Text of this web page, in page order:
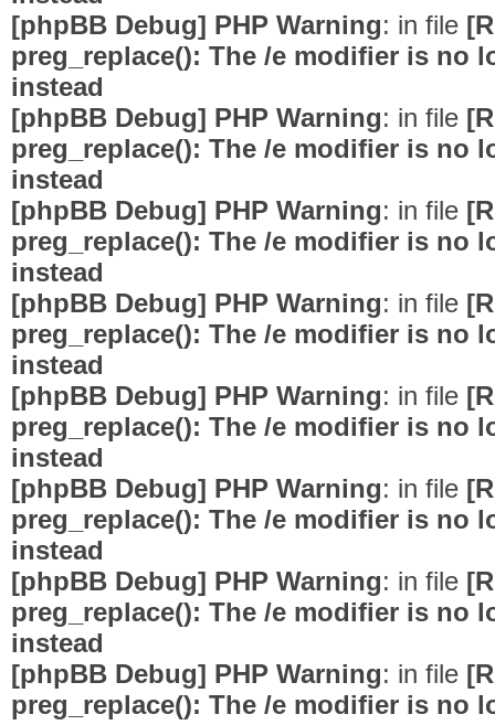
[phpBB Debug] PHP Warning: in file
preg_replace(): The /e modifier is no
instead
[phpBB Debug] PHP Warning: in file
preg_replace(): The /e modifier is no
instead
[phpBB Debug] PHP Warning: in file
preg_replace(): The /e modifier is no
instead
[phpBB Debug] PHP Warning: in file
preg_replace(): The /e modifier is no
instead
[phpBB Debug] PHP Warning: in file
preg_replace(): The /e modifier is no
instead
[phpBB Debug] PHP Warning: in file
preg_replace(): The /e modifier is no
instead
[phpBB Debug] PHP Warning: in file
preg_replace(): The /e modifier is no
instead
[phpBB Debug] PHP Warning: in file
preg_replace(): The /e modifier is no